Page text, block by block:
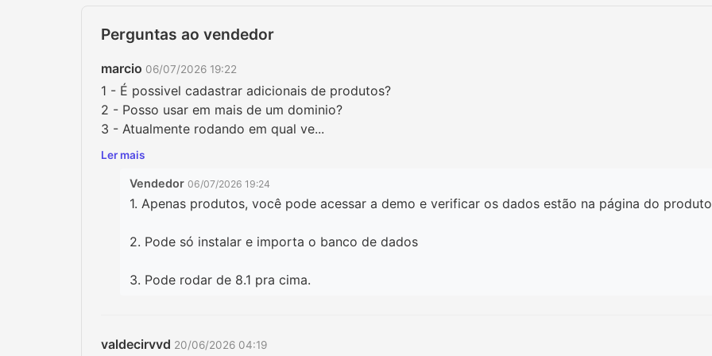
Perguntas ao vendedor
marcio 06/07/2026 19:22
1 - É possivel cadastrar adicionais de produtos?
2 - Posso usar em mais de um dominio?
3 - Atualmente rodando em qual ve...
Ler mais
Vendedor 06/07/2026 19:24
1. Apenas produtos, você pode acessar a demo e verificar os dados estão na página do
2. Pode só instalar e importa o banco de dados
3. Pode rodar de 8.1 pra cima.
valdecirvvd 20/06/2026 04:19